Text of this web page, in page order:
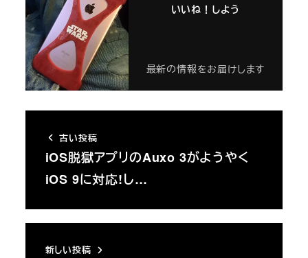
いいね！しよう
最新の情報をお届けします
古い投稿
iOS脱獄アプリのAuxo 3がようやく
iOS 9に対応!し…
新しい投稿